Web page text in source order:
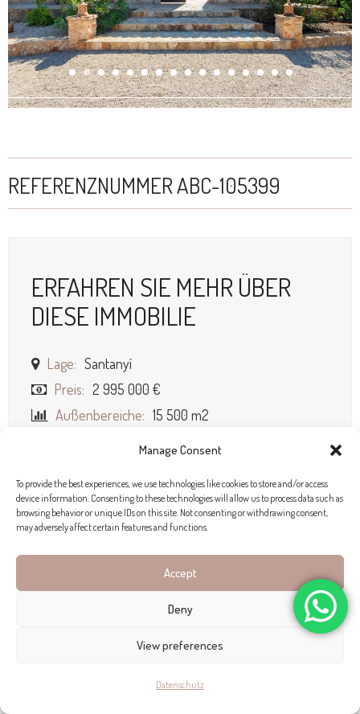
Manage Consent
To provide the best experiences, we use technologies like cookies to store and/or access
device information. Consenting to these technologies will allow us to process data such as
browsing behavior or unique IDs on this site. Not consenting or withdrawing consent,
may adversely affect certain features and functions.
Accept
Deny
View preferences
Datenschutz
REFERENZNUMMER ABC-105399
ERFAHREN SIE MEHR ÜBER
DIESE IMMOBILIE
Lage: Santanyí
Preis: 2 995 000 €
Außenbereiche: 15 500 m2
Bäder: 5
Ausstattung: Pool Seaview
Garden
FÜR ANFRAGEN BITTE HIER KLICKEN